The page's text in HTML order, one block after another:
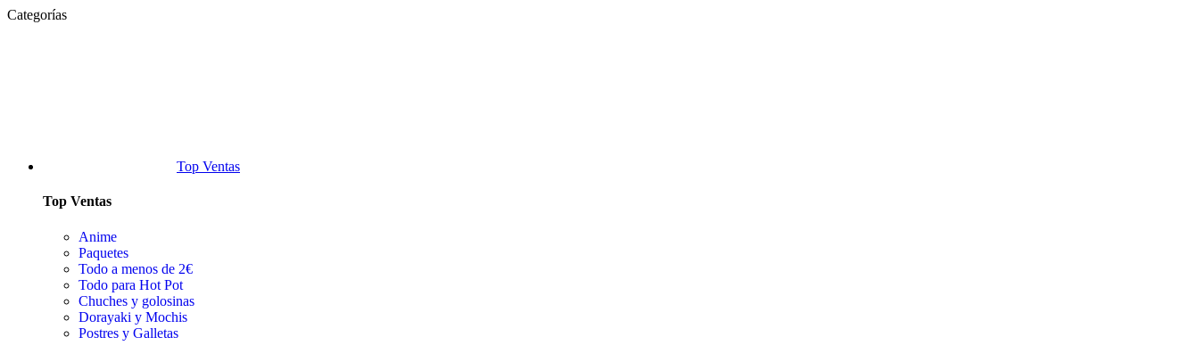
Categorías
Top Ventas
Top Ventas
Anime
Paquetes
Todo a menos de 2€
Todo para Hot Pot
Chuches y golosinas
Dorayaki y Mochis
Postres y Galletas